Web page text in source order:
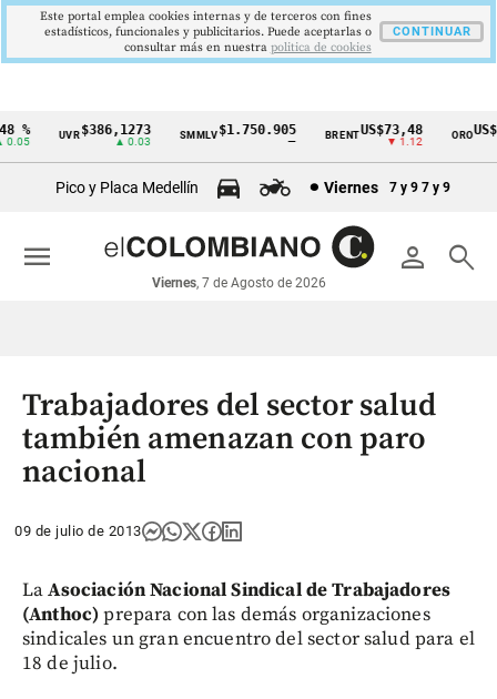
Cintillo
económicos
Colombia
UVR$386,1273
▲ 0.03
SMMLV$1.750.905 BRENTUS$73,48
▼ 1.12
ORO
Pico y Placa Medellín Viernes 7 y 9 7 y 9
person search
Viernes, 7 de Agosto de 2026
menu
Trabajadores del sector salud
también amenazan con paro
nacional
09 de julio de 2013
LaAsociación Nacional Sindical de Trabajadores
(Anthoc)prepara con las demás organizaciones
sindicales un gran encuentro del sector salud para el
18 de julio.
Este portal emplea cookies internas y de terceros con fines
estadísticos, funcionales y publicitarios. Puede aceptarlas o
consultar más en nuestra politica de cookies
CONTINUAR